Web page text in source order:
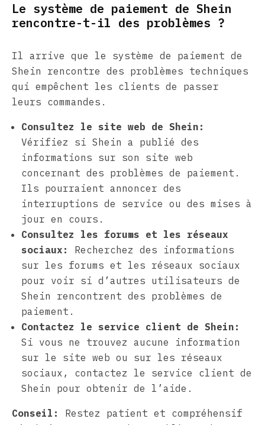
Le système de paiement de Shein
rencontre-t-il des problèmes ?
Il arrive que le système de paiement de
Shein rencontre des problèmes techniques
qui empêchent les clients de passer
leurs commandes.
Consultez le site web de Shein:
Vérifiez si Shein a publié des
informations sur son site web
concernant des problèmes de paiement.
Ils pourraient annoncer des
interruptions de service ou des mises à
jour en cours.
Consultez les forums et les réseaux
sociaux:
Recherchez des informations
sur les forums et les réseaux sociaux
pour voir si d’autres utilisateurs de
Shein rencontrent des problèmes de
paiement.
Contactez le service client de Shein:
Si vous ne trouvez aucune information
sur le site web ou sur les réseaux
sociaux, contactez le service client de
Shein pour obtenir de l’aide.
Conseil:
Restez patient et compréhensif